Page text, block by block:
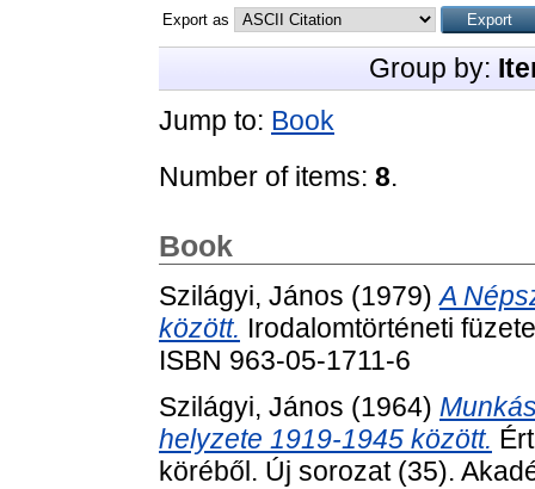
Export as
Group by:
Jump to: Book
Number of items: 8.
Book
Szilágyi, János (1979)A
között. Irodalomtörténeti
ISBN 963-05-1711-6
Szilágyi, János (1964)
helyzete 1919-1945 között.
köréből. Új sorozat (35).